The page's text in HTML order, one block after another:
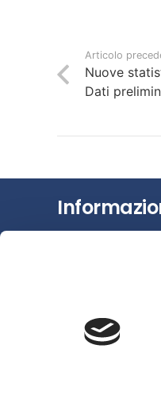
Articolo
Nuove
Dati
Eventi e
Studi e Statistiche